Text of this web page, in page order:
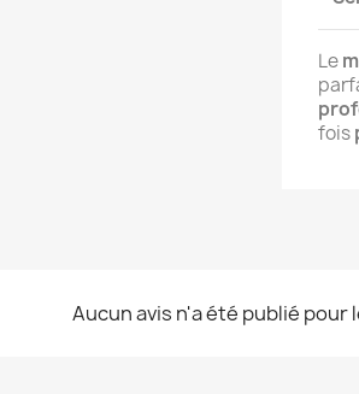
Le
fois
Aucun avis n'a été publié pour